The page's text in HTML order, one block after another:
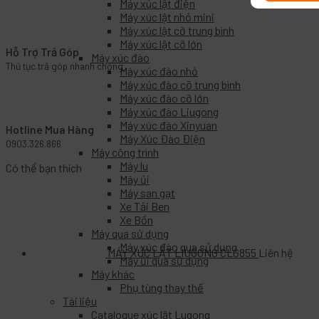
Máy xúc lật điện
Máy xúc lật nhỏ mini
Máy xúc lật cỡ trung bình
Máy xúc lật cỡ lớn
Máy xúc đào
Máy xúc đào nhỏ
Máy xúc đào cỡ trung bình
Máy xúc đào cỡ lớn
Máy xúc đào Liugong
Máy xúc đào Xinyuan
Máy Xúc Đào Điện
Máy công trình
Máy lu
Máy ủi
Máy san gạt
Xe Tải Ben
Xe Bồn
Máy qua sử dụng
Máy xúc đào qua sử dụng
Máy ủi qua sử dụng
Máy khác
Phụ tùng thay thế
Tài liệu
Catalogue xúc lật Lugong
Hỗ Trợ Trả Góp
Thủ tục trả góp nhanh chóng
Hotline Mua Hàng
0903.326.866
Có thể bạn thích
MÁY XÚC LẬT LIUGONG CLG855 Liên hệ